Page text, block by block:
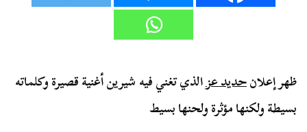
ظهر إعلانحديد عزالذي تغني فيه شيرين أغنية قصيرة وكلماته
بسيطة ولكنها مؤثرة ولحنها بسيط